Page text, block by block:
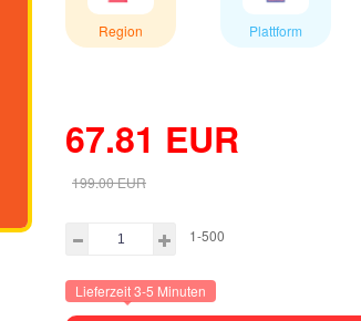
Region Plattform
67.81 EUR
199.00EUR
1-500
Lieferzeit 3-5 Minuten